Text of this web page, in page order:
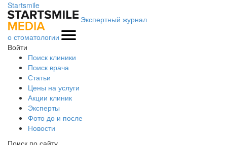
Startsmile
Экспертный журнал
о стоматологии
Войти
Поиск клиники
Поиск врача
Статьи
Цены на услуги
Акции клиник
Эксперты
Фото до и после
Новости
Поиск по сайту